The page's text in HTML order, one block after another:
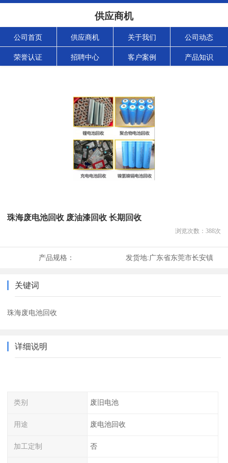
供应商机
公司首页 供应商机 关于我们 公司动态
荣誉认证 招聘中心 客户案例 产品知识
珠海废电池回收 废油漆回收 长期回收
浏览次数： 388次
产品规格： 发货地:广东省东莞市长安镇
关键词
珠海废电池回收
详细说明
类别 废旧电池
用途 废电池回收
加工定制 否